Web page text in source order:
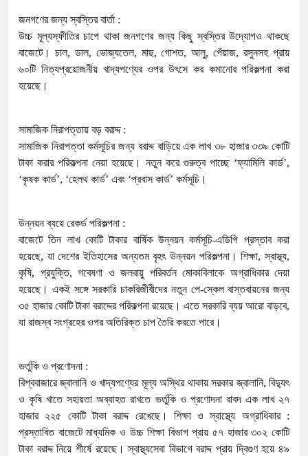
জনগণের জন্য স্বস্তির বার্তা :
উচ্চ মূল্যস্ফীতির চাপে থাকা জনগণের জন্য কিছু স্বস্তির উদ্যোগও থাকছে
বাজেটে। চাল, ডাল, ভোজ্যতেল, মাছ, গোশত, আলু, পেঁয়াজ, রসুনসহ প্রায়
৬০টি নিত্যপ্রয়োজনীয় খাদ্যপণ্যের ওপর উৎসে কর কমানোর পরিকল্পনা করা
হয়েছে।
সামাজিক নিরাপত্তায় বড় বরাদ্দ :
সামাজিক নিরাপত্তা কর্মসূচির জন্য বরাদ্দ বাড়িয়ে এক লাখ ৩৮ হাজার ৩৩৯ কোটি
টাকা করার পরিকল্পনা নেয়া হয়েছে। নতুন করে গুরুত্ব পাচ্ছে ‘ফ্যামিলি কার্ড’,
‘কৃষক কার্ড’, ‘হেলথ কার্ড’ এবং ‘প্রবাস কার্ড’ কর্মসূচি।
উন্নয়ন ব্যয়ে রেকর্ড পরিকল্পনা :
বাজেটে তিন লাখ কোটি টাকার বার্ষিক উন্নয়ন কর্মসূচি-এডিপি প্রস্তাব করা
হয়েছে, যা দেশের ইতিহাসের অন্যতম বৃহৎ উন্নয়ন পরিকল্পনা। শিক্ষা, স্বাস্থ্য,
কৃষি, প্রযুক্তি, গবেষণা ও জলবায়ু পরিবর্তন মোকাবিলাকে অগ্রাধিকার দেয়া
হয়েছে। একই সঙ্গে সরকারি চাকরিজীবীদের নতুন পে-স্কেল বাস্তবায়নের জন্য
৩৫ হাজার কোটি টাকা বরাদ্দের পরিকল্পনা রয়েছে। এতে সরকারি ব্যয় আরো বাড়বে,
যা রাজস্ব সংগ্রহের ওপর অতিরিক্ত চাপ তৈরি করতে পারে।
ভর্তুকি ও প্রণোদনা :
বিশ্ববাজারে জ্বালানি ও খাদ্যপণ্যের মূল্য অস্থির থাকায় সরকার জ্বালানি, বিদ্যুৎ
ও কৃষি খাতে সহায়তা অব্যাহত রাখতে ভর্তুকি ও প্রণোদনা বাবদ এক লাখ ২৭
হাজার ২২৫ কোটি টাকা বরাদ্দ রেখেছে। শিক্ষা ও স্বাস্থ্যে অগ্রাধিকার :
প্রস্তাবিত বাজেটে মাধ্যমিক ও উচ্চ শিক্ষা বিভাগ প্রায় ৫৭ হাজার ৩০২ কোটি
টাকা বরাদ্দ নিয়ে শীর্ষে রয়েছে। স্বাস্থ্যসেবা বিভাগে বরাদ্দ প্রায় দ্বিগুণ হয়ে ৪৯